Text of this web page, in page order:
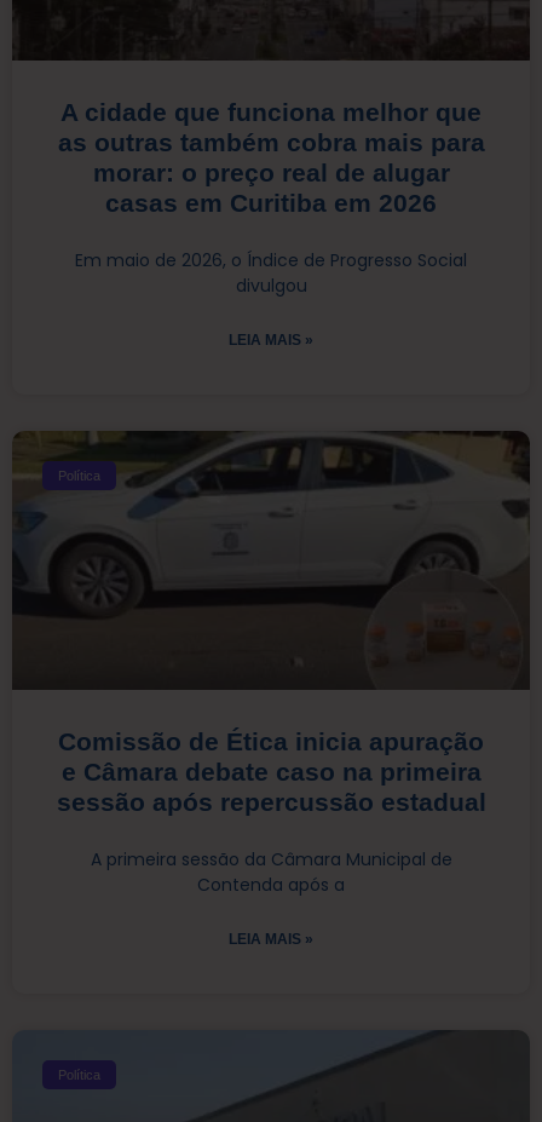
A cidade que funciona melhor que
as outras também cobra mais para
morar: o preço real de alugar
casas em Curitiba em 2026
Em maio de 2026, o Índice de Progresso Social
divulgou
LEIA MAIS »
Política
Comissão de Ética inicia apuração
e Câmara debate caso na primeira
sessão após repercussão estadual
A primeira sessão da Câmara Municipal de
Contenda após a
LEIA MAIS »
Política